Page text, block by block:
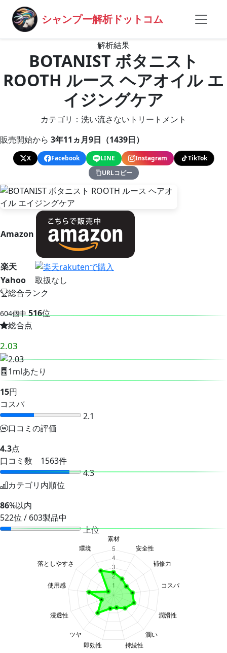
シャンプー解析ドットコム
解析結果
BOTANIST ボタニスト
ROOTH ルース ヘアオイル エ
イジングケア
カテゴリ：洗い流さないトリートメント
販売開始から 3年11ヵ月9日（1439日）
X Facebook LINE Instagram
TikTok
URLコピー
Amazon
楽天
Yahoo
取扱なし
総合ランク
604個中 516位
総合点
2.03
1mlあたり
15円
コスパ
2.1
口コミの評価
4.3点
口コミ数 1563件
4.3
カテゴリ内順位
86%以内
522位 / 603製品中
上位